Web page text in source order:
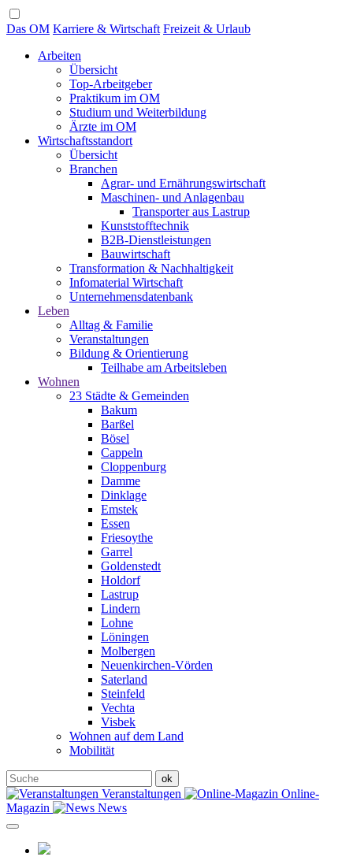
Das OM Karriere & Wirtschaft Freizeit & Urlaub
Arbeiten
Übersicht
Top-Arbeitgeber
Praktikum im OM
Studium und Weiterbildung
Ärzte im OM
Wirtschaftsstandort
Übersicht
Branchen
Agrar- und Ernährungswirtschaft
Maschinen- und Anlagenbau
Transporter aus Lastrup
Kunststofftechnik
B2B-Dienstleistungen
Bauwirtschaft
Transformation & Nachhaltigkeit
Infomaterial Wirtschaft
Unternehmensdatenbank
Leben
Alltag & Familie
Veranstaltungen
Bildung & Orientierung
Teilhabe am Arbeitsleben
Wohnen
23 Städte & Gemeinden
Bakum
Barßel
Bösel
Cappeln
Cloppenburg
Damme
Dinklage
Emstek
Essen
Friesoythe
Garrel
Goldenstedt
Holdorf
Lastrup
Lindern
Lohne
Löningen
Molbergen
Neuenkirchen-Vörden
Saterland
Steinfeld
Vechta
Visbek
Wohnen auf dem Land
Mobilität
Veranstaltungen
Online-
Magazin
News